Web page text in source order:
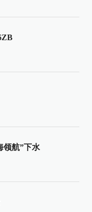
领航”下水